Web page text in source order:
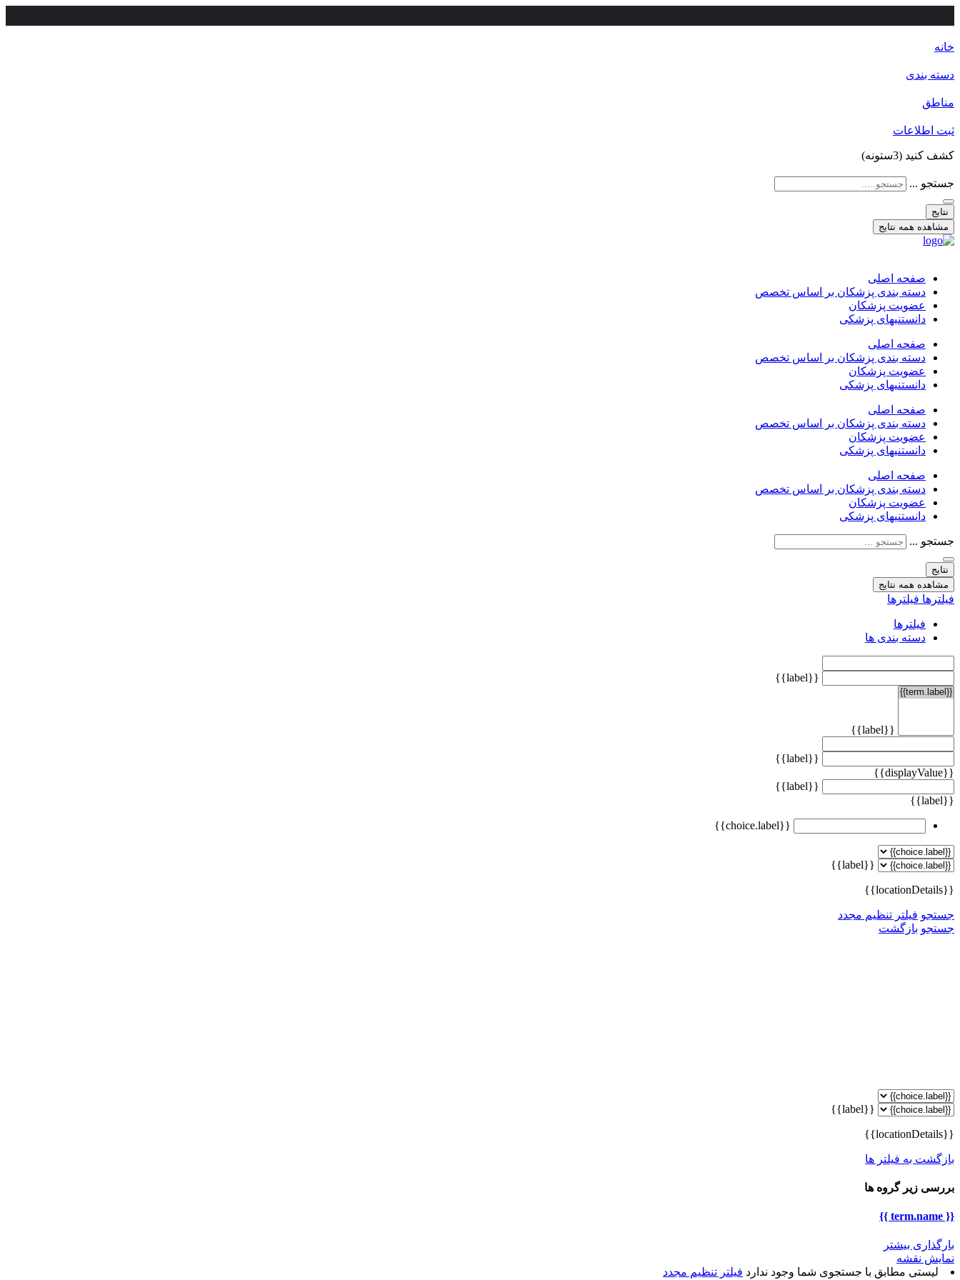
خانه
دسته بندی
مناطق
ثبت اطلاعات
کشف کنید (3ستونه)
جستجو ...
نتایج
مشاهده همه نتایج
صفحه اصلی
دسته بندی پزشکان بر اساس تخصص
عضویت پزشکان
دانستنیهای پزشکی
صفحه اصلی
دسته بندی پزشکان بر اساس تخصص
عضویت پزشکان
دانستنیهای پزشکی
صفحه اصلی
دسته بندی پزشکان بر اساس تخصص
عضویت پزشکان
دانستنیهای پزشکی
صفحه اصلی
دسته بندی پزشکان بر اساس تخصص
عضویت پزشکان
دانستنیهای پزشکی
جستجو ...
نتایج
مشاهده همه نتایج
فیلترها فیلترها
فیلترها
دسته بندی ها
{{label}}
{{label}}
{{label}}
{{displayValue}}
{{label}}
{{label}}
{{choice.label}}
{{label}}
{{locationDetails}}
جستجو فیلتر تنظیم مجدد
جستجو بازگشت
{{label}}
{{locationDetails}}
بازگشت به فیلتر ها
بررسی زیر گروه ها
{{ term.name }}
بارگذاری بیشتر
نمایش نقشه
لیستی مطابق با جستجوی شما وجود ندارد فیلتر تنظیم مجدد